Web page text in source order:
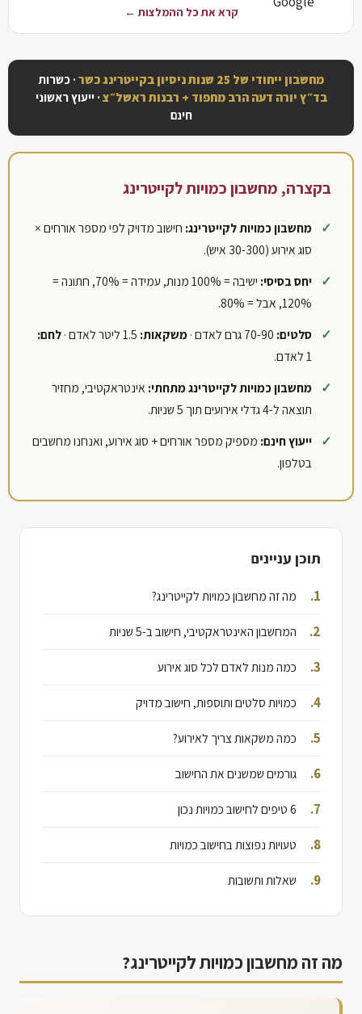
קרא את כל ההמלצות ←
מחשבון ייחודי של 25 שנות ניסיון בקייטרינג כשר
· כשרות
בד״ץ יורה דעה הרב מחפוד + רבנות ראשל״צ· ייעוץ ראשוני
חינם
בקצרה, מחשבון כמויות לקייטרינג
מחשבון כמויות לקייטרינג:חישוב מדויק לפי מספר אורחים ×
סוג אירוע (30-300 איש).
יחס בסיסי:
ישיבה = 100% מנות, עמידה = 70%, חתונה =
120%, אבל = 80%.
סלטים:70-90 גרם לאדם · משקאות:1.5 ליטר לאדם ·
לחם:
מחשבון כמויות לקייטרינג מתחתי:אינטראקטיבי, מחזיר
תוצאה ל-4 גדלי אירועים תוך 5 שניות.
ייעוץ חינם:מספיק מספר אורחים + סוג אירוע, ואנחנו מחשבים
בטלפון.
תוכן עניינים
מה זה מחשבון כמויות לקייטרינג?
המחשבון האינטראקטיבי, חישוב ב-5 שניות
כמה מנות לאדם לכל סוג אירוע
כמויות סלטים ותוספות, חישוב מדויק
כמה משקאות צריך לאירוע?
גורמים שמשנים את החישוב
6 טיפים לחישוב כמויות נכון
טעויות נפוצות בחישוב כמויות
שאלות ותשובות
מה זה מחשבון כמויות לקייטרינג?